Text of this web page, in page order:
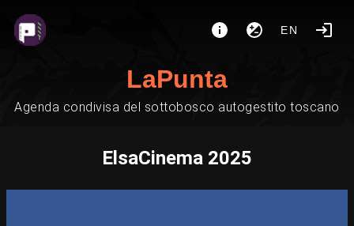
EN
LaPunta
Agenda condivisa del sottobosco autogestito toscano
ElsaCinema 2025